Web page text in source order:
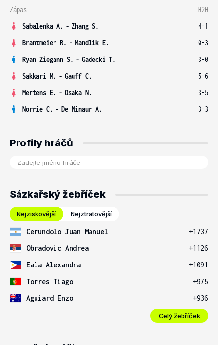
Zápas
H2H
Sabalenka A. - Zhang S.
4-1
Brantmeier R. - Mandlik E.
0-3
Ryan Ziegann S. - Gadecki T.
3-0
Sakkari M. - Gauff C.
5-6
Mertens E. - Osaka N.
3-5
Norrie C. - De Minaur A. 3-3
Profily hráčů
Sázkařský žebříček
Nejziskovější Nejztrátovější
Cerundolo Juan Manuel
+1737
Obradovic Andrea
+1126
Eala Alexandra
+1091
Torres Tiago
+975
Aguiard Enzo
+936
Celý žebříček